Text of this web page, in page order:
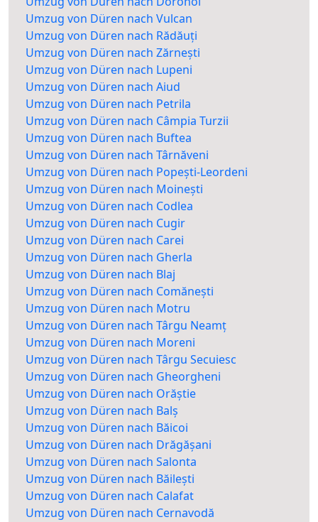
Umzug von Düren nach Vulcan
Umzug von Düren nach Rădăuți
Umzug von Düren nach Zărnești
Umzug von Düren nach Lupeni
Umzug von Düren nach Aiud
Umzug von Düren nach Petrila
Umzug von Düren nach Câmpia Turzii
Umzug von Düren nach Buftea
Umzug von Düren nach Târnăveni
Umzug von Düren nach Popești-Leordeni
Umzug von Düren nach Moinești
Umzug von Düren nach Codlea
Umzug von Düren nach Cugir
Umzug von Düren nach Carei
Umzug von Düren nach Gherla
Umzug von Düren nach Blaj
Umzug von Düren nach Comănești
Umzug von Düren nach Motru
Umzug von Düren nach Târgu Neamț
Umzug von Düren nach Moreni
Umzug von Düren nach Târgu Secuiesc
Umzug von Düren nach Gheorgheni
Umzug von Düren nach Orăștie
Umzug von Düren nach Balș
Umzug von Düren nach Băicoi
Umzug von Düren nach Drăgășani
Umzug von Düren nach Salonta
Umzug von Düren nach Băilești
Umzug von Düren nach Calafat
Umzug von Düren nach Cernavodă